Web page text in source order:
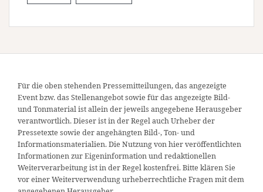
Für die oben stehenden Pressemitteilungen, das angezeigte
Event bzw. das Stellenangebot sowie für das angezeigte Bild-
und Tonmaterial ist allein der jeweils angegebene Herausgeber
verantwortlich. Dieser ist in der Regel auch Urheber der
Pressetexte sowie der angehängten Bild-, Ton- und
Informationsmaterialien. Die Nutzung von hier veröffentlichten
Informationen zur Eigeninformation und redaktionellen
Weiterverarbeitung ist in der Regel kostenfrei. Bitte klären Sie
vor einer Weiterverwendung urheberrechtliche Fragen mit dem